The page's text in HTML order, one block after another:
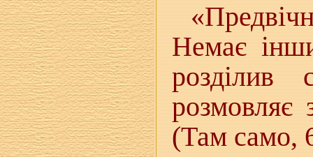
Немає
розмовляє
(Там само,